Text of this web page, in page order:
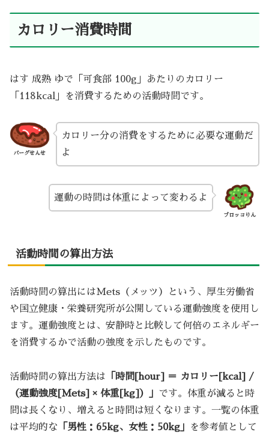
カロリー消費時間
はす 成熟 ゆで「可食部 100g」あたりのカロリー
「118kcal」を消費するための活動時間です。
バーグせんせ
カロリー分の消費をするために必要な運動だ
よ
ブロッコりん
運動の時間は体重によって変わるよ
活動時間の算出方法
活動時間の算出にはMets（メッツ）という、厚生労働省
や国立健康・栄養研究所が公開している運動強度を使用し
ます。運動強度とは、安静時と比較して何倍のエネルギー
を消費するかで活動の強度を示したものです。
活動時間の算出方法は 「時間[hour] ＝ カロリー[kcal] /
（運動強度[Mets] × 体重[kg]）」 です。体重が減ると時
間は長くなり、増えると時間は短くなります。一覧の体重
は平均的な 「男性：65kg、女性：50kg」
を参考値として